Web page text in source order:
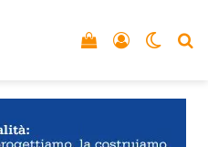
Accedi
Vedi il carrello